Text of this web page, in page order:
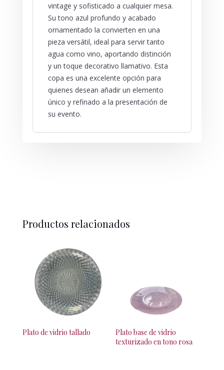
vintage y sofisticado a cualquier mesa.
Su tono azul profundo y acabado
ornamentado la convierten en una
pieza versátil, ideal para servir tanto
agua como vino, aportando distinción
y un toque decorativo llamativo. Esta
copa es una excelente opción para
quienes desean añadir un elemento
único y refinado a la presentación de
su evento.
Productos relacionados
Plato de vidrio tallado
Plato base de vidrio
texturizado en tono rosa